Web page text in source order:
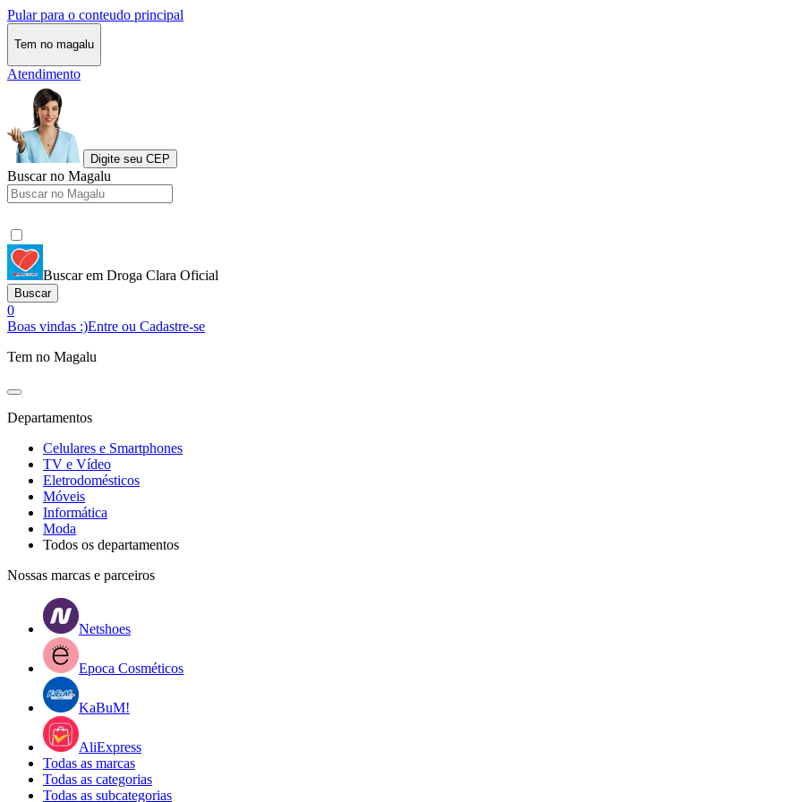
Pular para o conteudo principal
Tem no magalu
Atendimento
Digite seu CEP
Buscar no Magalu
Buscar em Droga Clara Oficial
Buscar
0
Boas vindas :)Entre ou Cadastre-se
Tem no Magalu
Departamentos
Celulares e Smartphones
TV e Vídeo
Eletrodomésticos
Móveis
Informática
Moda
Todos os departamentos
Nossas marcas e parceiros
Netshoes
Epoca Cosméticos
KaBuM!
AliExpress
Todas as marcas
Todas as categorias
Todas as subcategorias